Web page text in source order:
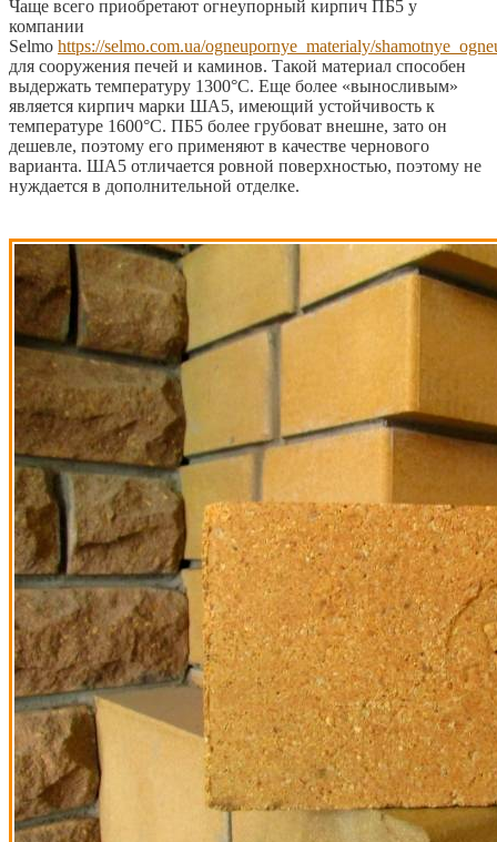
Чаще всего приобретают огнеупорный кирпич ПБ5 у
компании
Selmo https://selmo.com.ua/ogneupornye_materialy/
для сооружения печей и каминов. Такой материал способен
выдержать температуру 1300°C. Еще более «выносливым»
является кирпич марки ША5, имеющий устойчивость к
температуре 1600°C. ПБ5 более грубоват внешне, зато он
дешевле, поэтому его применяют в качестве чернового
варианта. ША5 отличается ровной поверхностью, поэтому не
нуждается в дополнительной отделке.